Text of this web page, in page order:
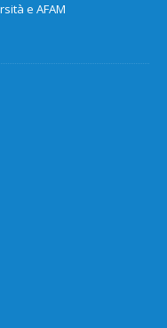
e AFAM